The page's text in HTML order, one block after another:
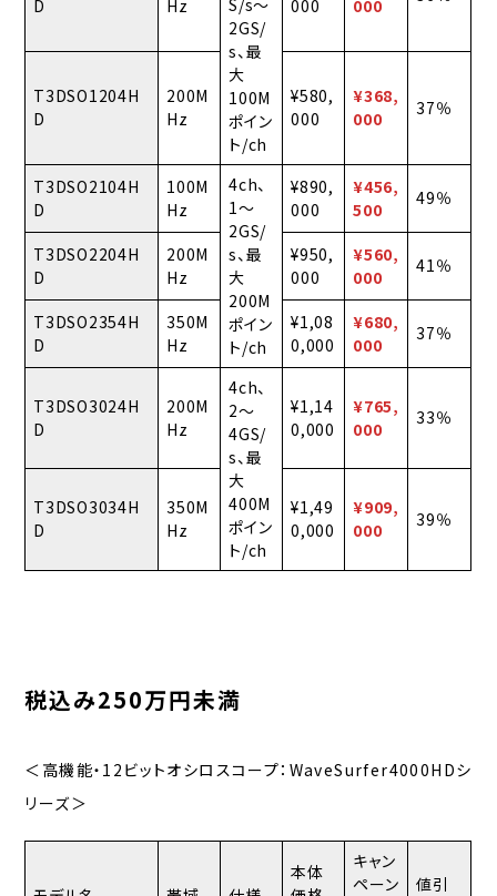
D
Hz
S/s〜
2GS/
s、最
大
100M
ポイン
ト/ch
000
000
T3DSO1204H
D
200M
Hz
¥580,
000
¥368,
000
37％
T3DSO2104H
D
100M
Hz
4ch、
1〜
2GS/
s、最
大
200M
ポイン
ト/ch
¥890,
000
¥456,
500
49％
T3DSO2204H
D
200M
Hz
¥950,
000
¥560,
000
41％
T3DSO2354H
D
350M
Hz
¥1,08
0,000
¥680,
000
37％
T3DSO3024H
D
200M
Hz
4ch、
2〜
4GS/
s、最
大
400M
ポイン
ト/ch
¥1,14
0,000
¥765,
000
33％
T3DSO3034H
D
350M
Hz
¥1,49
0,000
¥909,
000
39％
税込み250万円未満
＜高機能・12ビットオシロスコープ：WaveSurfer4000HDシ
リーズ＞
本体
キャン
ペーン
値引